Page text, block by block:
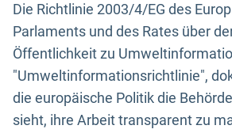
Die Richtlinie 2003/4/EG des
Parlaments und des Rates über
Öffentlichkeit zu
"Umweltinformationsrichtlinie",
die europäische Politik die
sieht, ihre Arbeit transparent zu